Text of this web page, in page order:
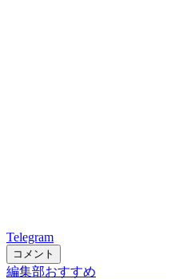
Telegram
コメント
編集部おすすめ